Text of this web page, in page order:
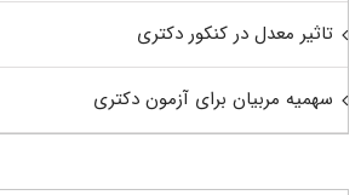
تاثیر معدل در کنکور دکتری
سهمیه مربیان برای آزمون دکتری